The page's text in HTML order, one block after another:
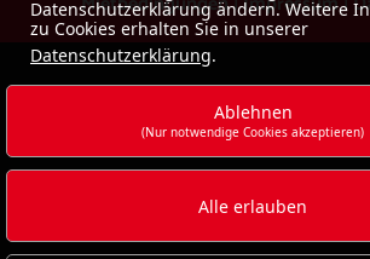
Datenschutzerklärung ändern. Weitere
zu Cookies erhalten Sie in unserer
Datenschutzerklärung.
Ablehnen
(Nur notwendige Cookies akzeptieren)
Alle erlauben